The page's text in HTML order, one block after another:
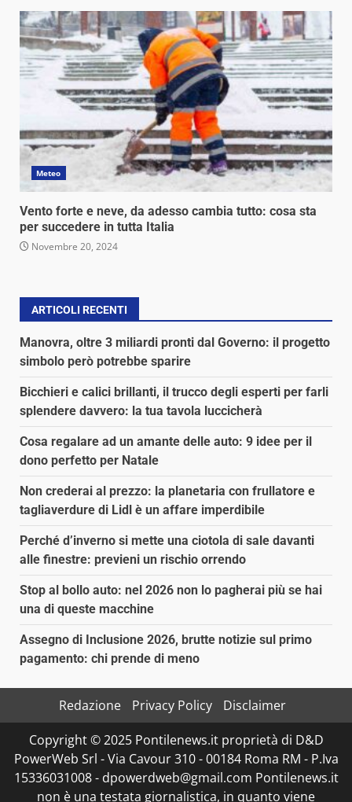
Meteo
Vento forte e neve, da adesso cambia tutto: cosa sta
per succedere in tutta Italia
Novembre 20, 2024
ARTICOLI RECENTI
Manovra, oltre 3 miliardi pronti dal Governo: il progetto
simbolo però potrebbe sparire
Bicchieri e calici brillanti, il trucco degli esperti per farli
splendere davvero: la tua tavola luccicherà
Cosa regalare ad un amante delle auto: 9 idee per il
dono perfetto per Natale
Non crederai al prezzo: la planetaria con frullatore e
tagliaverdure di Lidl è un affare imperdibile
Perché d’inverno si mette una ciotola di sale davanti
alle finestre: previeni un rischio orrendo
Stop al bollo auto: nel 2026 non lo pagherai più se hai
una di queste macchine
Assegno di Inclusione 2026, brutte notizie sul primo
pagamento: chi prende di meno
Redazione Privacy Policy
Disclaimer
Copyright © 2025 Pontilenews.it proprietà di D&D
PowerWeb Srl - Via Cavour 310 - 00184 Roma RM - P.Iva
15336031008 - dpowerdweb@gmail.com Pontilenews.it
non è una testata giornalistica, in quanto viene